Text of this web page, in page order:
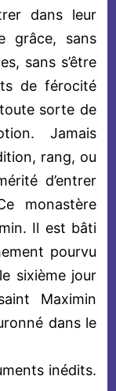
dans leur
grâce, sans
sans s’être
de férocité
sorte de
Jamais
rang, ou
d’entrer
monastère
Il est bâti
pourvu
sixième jour
Maximin
dans le
inédits.